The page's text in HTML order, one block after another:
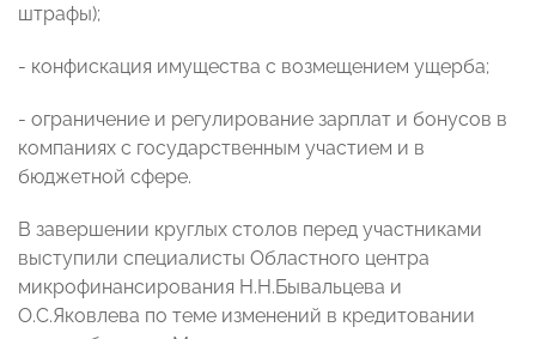
штрафы);
- конфискация имущества с возмещением ущерба;
- ограничение и регулирование зарплат и бонусов в
компаниях с государственным участием и в
бюджетной сфере.
В завершении круглых столов перед участниками
выступили специалисты Областного центра
микрофинансирования Н.Н.Бывальцева и
О.С.Яковлева по теме изменений в кредитовании